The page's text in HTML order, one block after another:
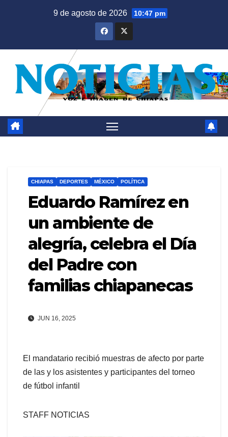
9 de agosto de 2026 10:47 pm
CHIAPAS DEPORTES MÉXICO POLÍTICA
Eduardo Ramírez en
un ambiente de
alegría, celebra el Día
del Padre con
familias chiapanecas
JUN 16, 2025
El mandatario recibió muestras de afecto por parte
de las y los asistentes y participantes del torneo
de fútbol infantil
STAFF NOTICIAS